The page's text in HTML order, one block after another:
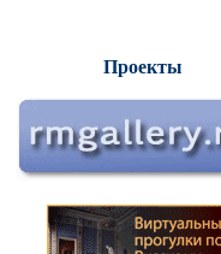
Проекты